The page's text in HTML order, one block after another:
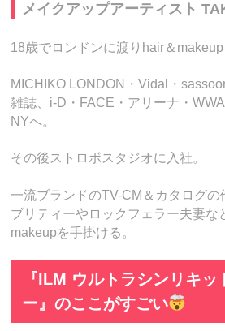
メイクアップアーティスト
18歳でロンドンに渡りhair＆makeup
MICHIKO LONDON・Vidal・
雑誌、i-D・FACE・アリーナ・
NYへ。
その後ストロボスタジオに入社。
一流ブランドのTV-CM＆カタログの
ブリティーやロックフェラー夫妻な
makeupを手掛ける。
『ILM ウルトラシンリキッ
ー』のここがすごい